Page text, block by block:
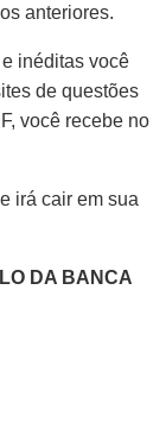
anteriores.
inéditas você
de questões
você recebe no
irá cair em sua
DA BANCA